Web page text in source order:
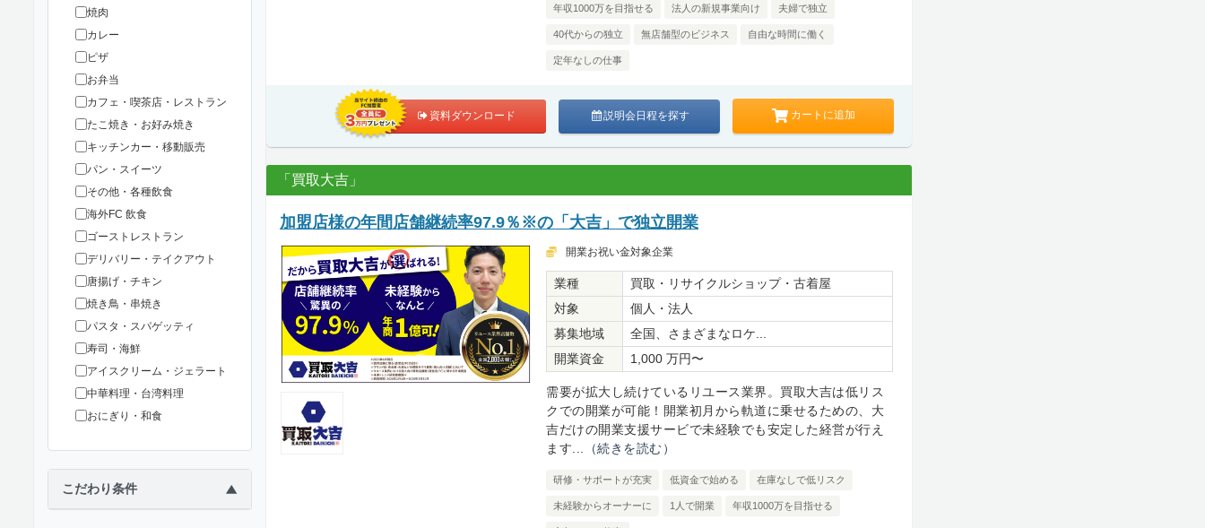
焼肉
カレー
ピザ
お弁当
カフェ・喫茶店・レストラン
たこ焼き・お好み焼き
キッチンカー・移動販売
パン・スイーツ
その他・各種飲食
海外FC 飲食
ゴーストレストラン
デリバリー・テイクアウト
唐揚げ・チキン
焼き鳥・串焼き
パスタ・スパゲッティ
寿司・海鮮
アイスクリーム・ジェラート
中華料理・台湾料理
おにぎり・和食
こだわり条件 ▶
年収1000万を目指せる 法人の新規事業向け 夫婦で独立
40代からの独立 無店舗型のビジネス 自由な時間に働く
定年なしの仕事
資料ダウンロード 説明会日程を探す カートに追加
「買取大吉」
加盟店様の年間店舗継続率97.9％※の「大吉」で独立開業
開業お祝い金対象企業
業種
買取・リサイクルショップ・古着屋
対象
個人・法人
募集地域
全国、さまざまなロケ...
開業資金
1,000 万円〜
需要が拡大し続けているリユース業界。買取大吉は低リス
クでの開業が可能！開業初月から軌道に乗せるための、大
吉だけの開業支援サービで未経験でも安定した経営が行え
ます...
（続きを読む）
研修・サポートが充実 低資金で始める 在庫なしで低リスク
未経験からオーナーに 1人で開業 年収1000万を目指せる